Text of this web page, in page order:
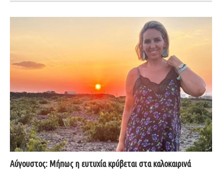
Αύγουστος: Μήπως η ευτυχία κρύβεται στα καλοκαιρινά